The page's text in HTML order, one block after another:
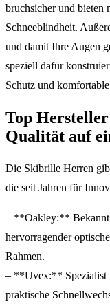
bruchsicher und bieten
Schneeblindheit.
und damit Ihre Augen
speziell dafür
Schutz und
Top
Qualität auf
Die Skibrille Herren
die seit Jahren für
– **Oakley:**
hervorragender
Rahmen.
– **Uvex:** Spezialist
praktische